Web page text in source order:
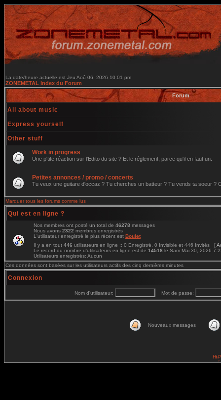
La date/heure actuelle est Jeu Aoû 06, 2026 10:01 pm
ZONEMETAL Index du Forum
Forum
All about music
Express yourself
Other stuff
Work in progress
Une p'tite réaction sur l'Edito du site ? Et le réglement, parce qu'il en faut un.
Petites annonces / promo / concerts
Tu veux une guitare d'occaz ? Tu cherches un batteur ? Tu vends ta soeur ?
Marquer tous les forums comme lus
Qui est en ligne ?
Nos membres ont posté un total de 46278 messages
Nous avons 2322 membres enregistrés
L'utilisateur enregistré le plus récent est Boulet
Il y a en tout 446 utilisateurs en ligne :: 0 Enregistré, 0 Invisible et 446 Invités [
Le record du nombre d'utilisateurs en ligne est de 14518 le Sam Mai 30, 2026
Utilisateurs enregistrés: Aucun
Ces données sont basées sur les utilisateurs actifs des cinq dernières minutes
Connexion
Nom d'utilisateur: Mot de passe:
Nouveaux messages